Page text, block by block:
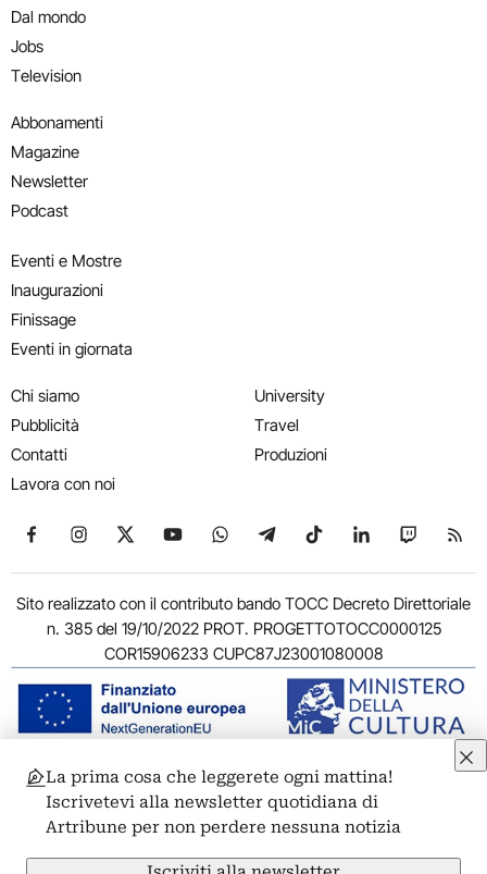
Dal mondo
Jobs
Television
Abbonamenti
Magazine
Newsletter
Podcast
Eventi e Mostre
Inaugurazioni
Finissage
Eventi in giornata
Chi siamo
Pubblicità
Contatti
Lavora con noi
University
Travel
Produzioni
Seguici su Facebook
Seguici su Instagram
Seguici su X
Seguici su YouTube
Seguici su WhatsApp
Seguici su Telegram
Seguici su TikTok
Seguici su
Seguici
Sito realizzato con il contributo bando TOCC Decreto Direttoriale
n. 385 del 19/10/2022 PROT. PROGETTOTOCC0000125
COR15906233 CUPC87J23001080008
© 2011-2026 ARTRIBUNE srl – Corso Vittorio Emanuele II, 287 –
00186 Roma - P.I. 11381581005
Privacy: Responsabile della protezione dei dati personali
ARTRIBUNE srl – Corso Vittorio Emanuele II, 287 – 00186 Roma
La prima cosa che leggerete ogni mattina!
Iscrivetevi alla newsletter quotidiana di
Artribune per non perdere nessuna notizia